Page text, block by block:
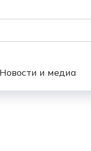
Новости и медиа